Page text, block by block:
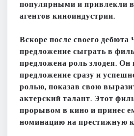
популярными и привлекли
агентов киноиндустрии.
Вскоре после своего
предложение сыграть в
предложена роль злодея. Он
предложение сразу и
ролью, показав свою
актерский талант. Этот
прорывом в кино и принес
номинацию на престижную